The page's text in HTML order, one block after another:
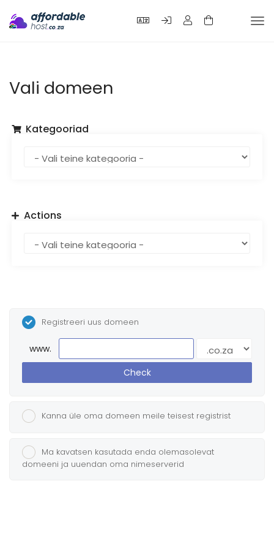
Vali domeen
Kategooriad
Actions
Registreeri uus domeen
www.
Check
Kanna üle oma domeen meile teisest registrist
Ma kavatsen kasutada enda olemasolevat
domeeni ja uuendan oma nimeserverid